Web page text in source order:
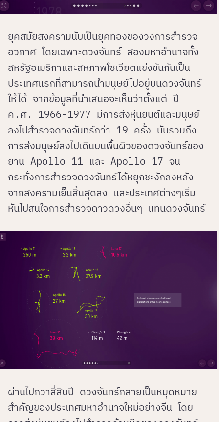
ยุคสมัยสงครามนับเป็นยุคทองของวงการสำรวจ
อวกาศ โดยเฉพาะดวงจันทร์ สองมหาอำนาจทั้ง
สหรัฐอเมริกาและสหภาพโซเวียตแข่งขันกันเป็น
ประเทศแรกที่สามารถนำมนุษย์ไปอยู่บนดวงจันทร์
ให้ได้ จากข้อมูลที่นำเสนอจะเห็นว่าตั้งแต่ ปี
ค.ศ. 1966-1977 มีการส่งหุ่นยนต์และมนุษย์
ลงไปสำรวจดวงจันทร์กว่า 19 ครั้ง นับรวมถึง
การส่งมนุษย์ลงไปเดินบนพื้นผิวของดวงจันทร์ของ
ยาน Apollo 11 และ Apollo 17 จน
กระทั่งการสำรวจดวงจันทร์ได้หยุกชะงักลงหลัง
จากสงครามเย็นสิ้นสุดลง และประเทศต่างๆเริ่ม
หันไปสนใจการสำรวจดาวดวงอื่นๆ แทนดวงจันทร์
ผ่านไปกว่าสี่สิบปี ดวงจันทร์กลายเป็นหมุดหมาย
สำคัญของประเทศมหาอำนาจใหม่อย่างจีน โดย